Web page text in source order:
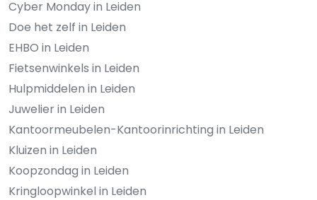
Cyber Monday in Leiden
Doe het zelf in Leiden
EHBO in Leiden
Fietsenwinkels in Leiden
Hulpmiddelen in Leiden
Juwelier in Leiden
Kantoormeubelen-Kantoorinrichting in Leiden
Kluizen in Leiden
Koopzondag in Leiden
Kringloopwinkel in Leiden